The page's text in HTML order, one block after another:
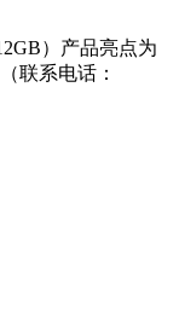
）产品亮点为
联系电话：